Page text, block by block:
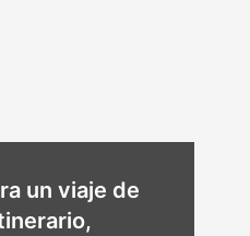
un viaje de